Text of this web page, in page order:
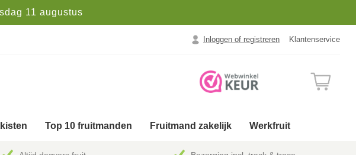
11 augustus
Inloggen of registreren Klantenservice
Top 10 fruitmanden Fruitmand zakelijk Werkfruit